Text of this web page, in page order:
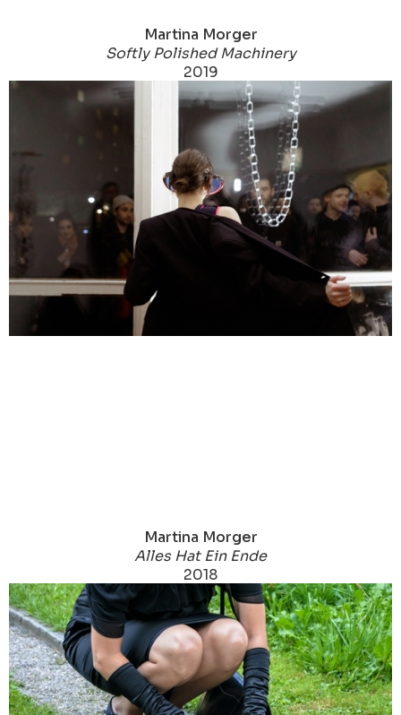
Martina Morger
Softly Polished Machinery
2019
Martina Morger
Alles Hat Ein Ende
2018